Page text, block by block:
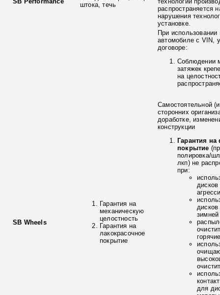
штока, течь
распространяется
нарушения
установке.
SB Wheels
Гарантия на
механическую
целостность
Гарантия на
лакокрасочное
покрытие
При использовании
автомобиле с VIN,
договоре:
Соблюдении
затяжек
на
Самостоятельной
сторонних
доработке,
конструкции
Гарантия
покрытие
полировка/
лкп) не
при:
зимней
для